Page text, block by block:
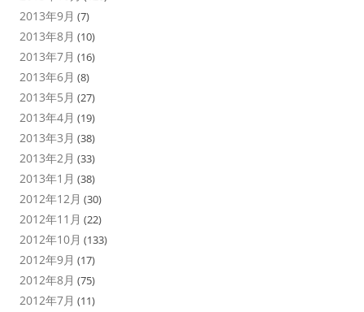
2013年9月 (7)
2013年8月 (10)
2013年7月 (16)
2013年6月 (8)
2013年5月 (27)
2013年4月 (19)
2013年3月 (38)
2013年2月 (33)
2013年1月 (38)
2012年12月 (30)
2012年11月 (22)
2012年10月 (133)
2012年9月 (17)
2012年8月 (75)
2012年7月 (11)